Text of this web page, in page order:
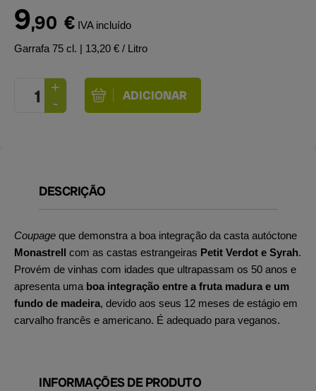
9,90 € IVA incluído
Garrafa 75 cl. | 13,20 € / Litro
DESCRIÇÃO
Coupage que demonstra a boa integração da casta autóctone
Monastrell com as castas estrangeiras Petit Verdot e Syrah.
Provém de vinhas com idades que ultrapassam os 50 anos e
apresenta uma boa integração entre a fruta madura e um
fundo de madeira, devido aos seus 12 meses de estágio em
carvalho francês e americano. É adequado para veganos.
INFORMAÇÕES DE PRODUTO